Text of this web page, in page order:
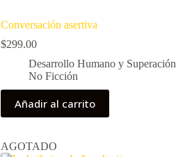
Conversación asertiva
$299.00
Desarrollo Humano y Superación
No Ficción
Añadir al carrito
AGOTADO